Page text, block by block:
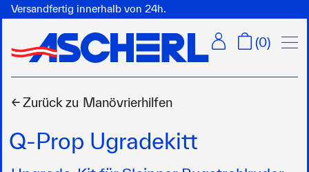
Versandfertig innerhalb von 24h.
(0)
← Zurück zu Manövrierhilfen
Q-Prop Ugradekitt